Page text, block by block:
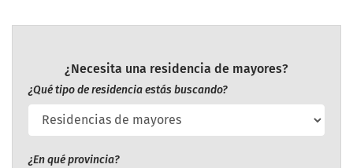
¿Necesita una residencia de mayores?
¿Qué tipo de residencia estás buscando?
¿En qué provincia?